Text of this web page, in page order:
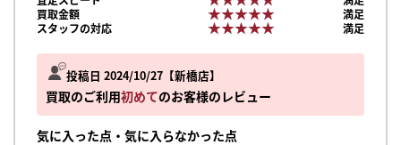
投稿日 2024/10/27 新橋店
買取のご利用初めてのお客様のレビュー
気に入った点・気に入らなかった点
買取金額
★★★★★
★★★★★
満足
スタッフの対応
★★★★★
★★★★★ 満足